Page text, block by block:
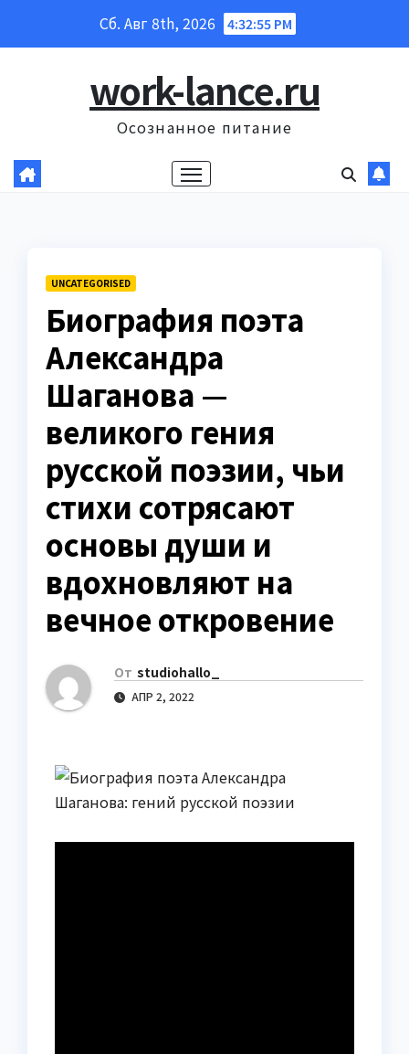
Сб. Авг 8th, 2026 4:32:56 PM
work-lance.ru
Осознанное питание
UNCATEGORISED
Биография поэта
Александра
Шаганова —
великого гения
русской поэзии, чьи
стихи сотрясают
основы души и
вдохновляют на
вечное откровение
От studiohallo_
АПР 2, 2022